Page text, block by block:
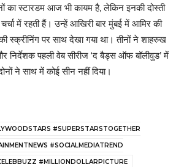
का स्टारडम आज भी कायम है, लेकिन इनकी दोस्ती
में रहती हैं। उन्हें आखिरी बार मुंबई में आमिर की
की स्क्रीनिंग पर साथ देखा गया था। तीनों ने शाहरुख
निर्देशक पहली वेब सीरीज ‘द बैड्स ऑफ बॉलीवुड’ में
ने साथ में कोई सीन नहीं दिया।
#SUPERSTARSTOGETHER
#SOCIALMEDIATREND
#MILLIONDOLLARPICTURE